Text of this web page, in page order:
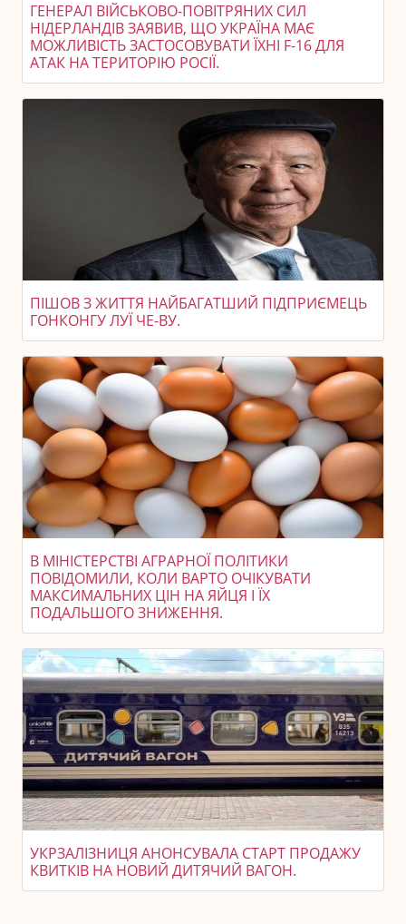
ГЕНЕРАЛ ВІЙСЬКОВО-ПОВІТРЯНИХ СИЛ
НІДЕРЛАНДІВ ЗАЯВИВ, ЩО УКРАЇНА МАЄ
МОЖЛИВІСТЬ ЗАСТОСОВУВАТИ ЇХНІ F-16 ДЛЯ
АТАК НА ТЕРИТОРІЮ РОСІЇ.
ПІШОВ З ЖИТТЯ НАЙБАГАТШИЙ ПІДПРИЄМЕЦЬ
ГОНКОНГУ ЛУЇ ЧЕ-ВУ.
В МІНІСТЕРСТВІ АГРАРНОЇ ПОЛІТИКИ
ПОВІДОМИЛИ, КОЛИ ВАРТО ОЧІКУВАТИ
МАКСИМАЛЬНИХ ЦІН НА ЯЙЦЯ І ЇХ
ПОДАЛЬШОГО ЗНИЖЕННЯ.
УКРЗАЛІЗНИЦЯ АНОНСУВАЛА СТАРТ ПРОДАЖУ
КВИТКІВ НА НОВИЙ ДИТЯЧИЙ ВАГОН.